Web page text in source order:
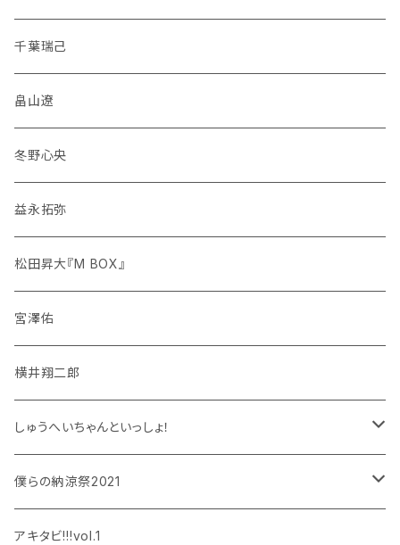
千葉瑞己
畠山遼
冬野心央
益永拓弥
松田昇大『M BOX』
宮澤佑
横井翔二郎
しゅうへいちゃんといっしょ！
和泉宗兵
設楽銀河
僕らの納涼祭2021
和泉宗兵
アキタビ!!!vol.1